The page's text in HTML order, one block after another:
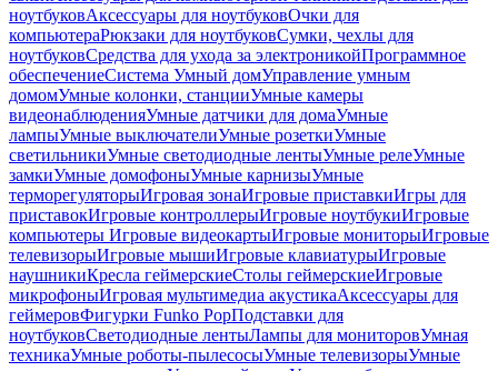
ноутбуковАксессуары для ноутбуковОчки для
компьютераРюкзаки для ноутбуковСумки, чехлы для
ноутбуковСредства для ухода за электроникойПрограммное
обеспечениеСистема Умный домУправление умным
домомУмные колонки, станцииУмные камеры
видеонаблюденияУмные датчики для домаУмные
лампыУмные выключателиУмные розеткиУмные
светильникиУмные светодиодные лентыУмные релеУмные
замкиУмные домофоныУмные карнизыУмные
терморегуляторыИгровая зонаИгровые приставкиИгры для
приставокИгровые контроллерыИгровые ноутбукиИгровые
компьютеры Игровые видеокартыИгровые мониторыИгровые
телевизорыИгровые мышиИгровые клавиатурыИгровые
наушникиКресла геймерскиеСтолы геймерскиеИгровые
микрофоныИгровая мультимедиа акустикаАксессуары для
геймеровФигурки Funko PopПодставки для
ноутбуковСветодиодные лентыЛампы для мониторовУмная
техникаУмные роботы-пылесосыУмные телевизорыУмные